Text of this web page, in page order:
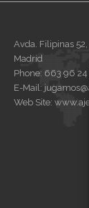
Avda. Filipinas
Madrid
Phone: 663 96 24
E-Mail:
Web Site: